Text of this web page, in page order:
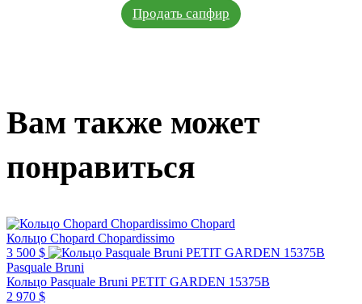
Продать сапфир
Вам также может
понравиться
Chopard
Кольцо Chopard Chopardissimo
3 500 $
Pasquale Bruni
Кольцо Pasquale Bruni PETIT GARDEN 15375B
2 970 $